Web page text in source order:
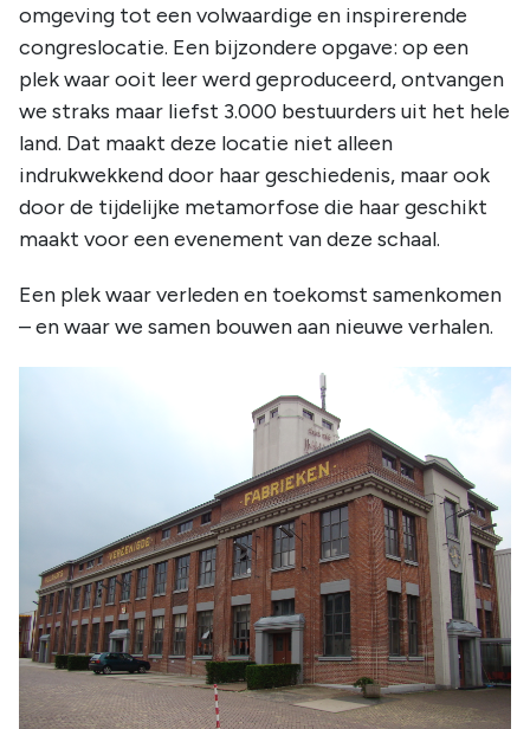
omgeving tot een volwaardige en inspirerende
congreslocatie. Een bijzondere opgave: op een
plek waar ooit leer werd geproduceerd, ontvangen
we straks maar liefst 3.000 bestuurders uit het hele
land. Dat maakt deze locatie niet alleen
indrukwekkend door haar geschiedenis, maar ook
door de tijdelijke metamorfose die haar geschikt
maakt voor een evenement van deze schaal.
Een plek waar verleden en toekomst samenkomen
– en waar we samen bouwen aan nieuwe verhalen.